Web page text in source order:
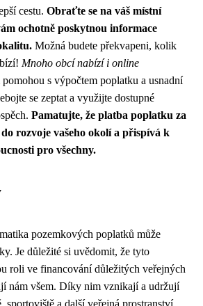
cestu. Obraťte se na váš místní
ochotně poskytnou informace
Možná budete překvapeni, kolik
Mnoho obcí nabízí i online
pomohou s výpočtem poplatku a usnadní
se zeptat a využijte dostupné
Pamatujte, že platba poplatku za
rozvoje vašeho okolí a přispívá k
pro všechny.
pozemkových poplatků může
Je důležité si uvědomit, že tyto
roli ve financování důležitých veřejných
nám všem. Díky nim vznikají a udržují
sportoviště a další veřejná prostranství,